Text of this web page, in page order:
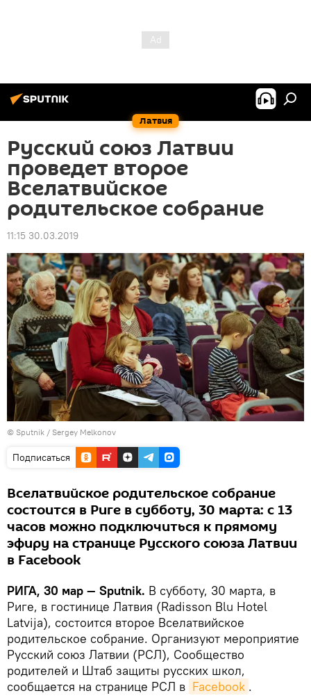
Латвия
Русский союз Латвии
проведет второе
Вселатвийское
родительское собрание
11:15 30.03.2019
© Sputnik / Sergey Melkonov
Подписаться
Вселатвийское родительское собрание
состоится в Риге в субботу, 30 марта: с 13
часов можно подключиться к прямому
эфиру на странице Русского союза Латвии
в Facebook
РИГА, 30 мар — Sputnik. В субботу, 30 марта, в
Риге, в гостинице Латвия (Radisson Blu Hotel
Latvija), состоится второе Вселатвийское
родительское собрание. Организуют мероприятие
Русский союз Латвии (РСЛ), Сообщество
родителей и Штаб защиты русских школ,
сообщается на странице РСЛ в Facebook .